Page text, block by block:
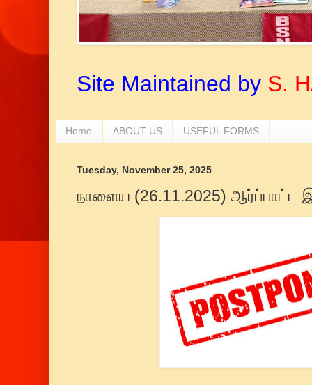
Site Maintained by S.
Home ABOUT US USEFUL FORMS
Tuesday, November 25, 2025
நாளைய (26.11.2025) ஆர்ப்பாட்ட